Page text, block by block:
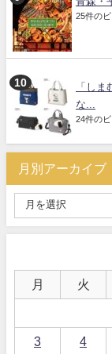
25件の
「し
な...
24件の
月別アーカイブ
月 火
3 4